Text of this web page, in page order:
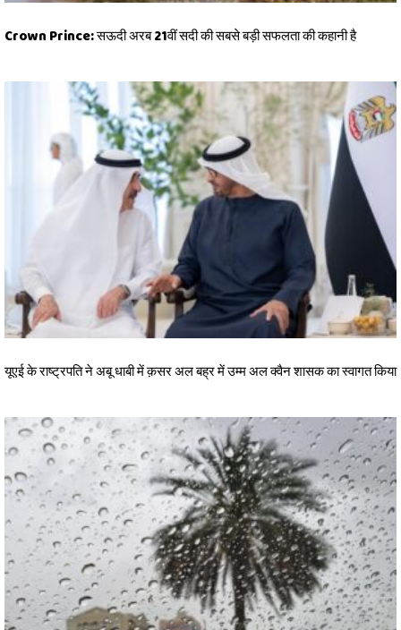
Crown Prince: सऊदी अरब 21वीं सदी की सबसे बड़ी सफलता की कहानी है
यूएई के राष्ट्रपति ने अबू धाबी में क़सर अल बह्र में उम्म अल क्वैन शासक का स्वागत किया